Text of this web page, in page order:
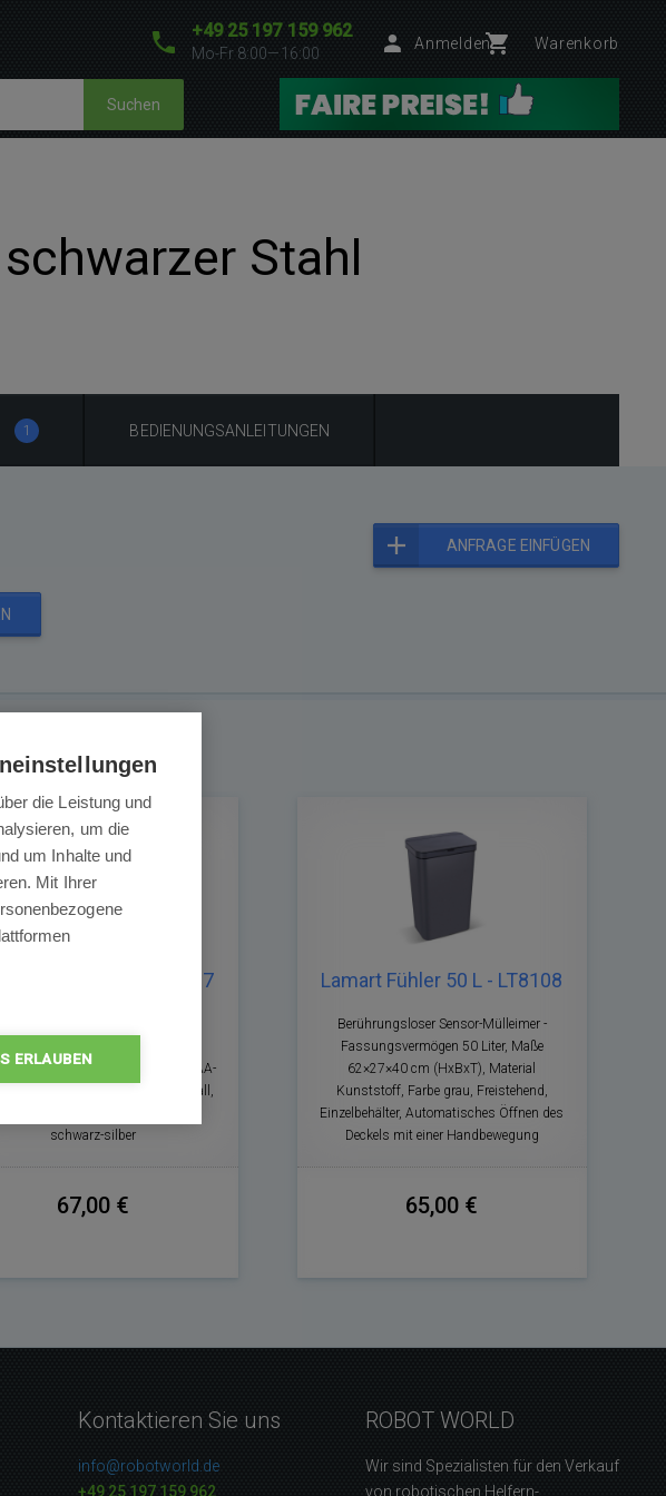
+49 25 197 159 962
Mo-Fr 8:00—16:00
Anmelden Warenkorb
Suchen
Stahl
1 BEDIENUNGSANLEITUNGEN
ANFRAGE EINFÜGEN
Fühler 50 L - LT8107
cm, Stromversorgung 4× AA-
Material Kunststoff und Metall,
schwarz-silber
67,00 €
Lamart Fühler 50 L - LT8108
Berührungsloser Sensor-Mülleimer -
Fassungsvermögen 50 Liter, Maße
62×27×40 cm (HxBxT), Material
Kunststoff, Farbe grau, Freistehend,
Einzelbehälter, Automatisches Öffnen des
Deckels mit einer Handbewegung
65,00 €
Kontaktieren Sie uns
info@robotworld.de
+49 25 197 159 962
ROBOT WORLD
Wir sind Spezialisten für den Verkauf
von robotischen Helfern-
die Leistung und
um die
um Inhalte und
Mit Ihrer
ERLAUBEN